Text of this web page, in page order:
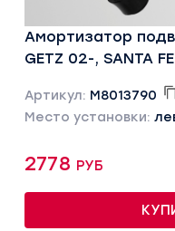
Амортизатор
GETZ 02-, SANTA
Артикул: M8013790
Место установки:
2778 руб